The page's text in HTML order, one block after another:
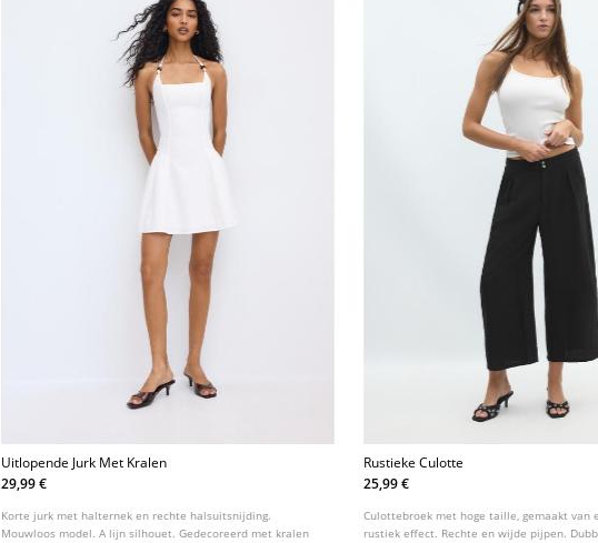
Uitlopende Jurk Met Kralen
29,99 €
Korte jurk met halternek en rechte halsuitsnijding.
Mouwloos model. A lijn silhouet. Gedecoreerd met kralen
Rustieke Culotte
25,99 €
Culottebroek met hoge taille, gemaakt van
rustiek effect. Rechte en wijde pijpen.